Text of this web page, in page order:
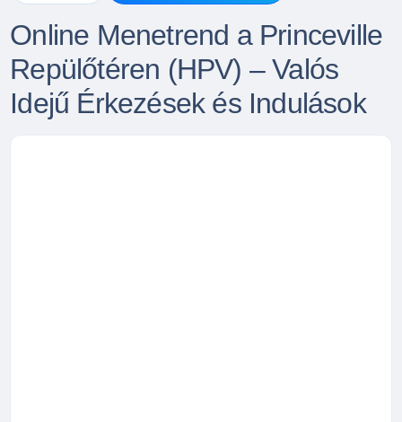
Online Menetrend a Princeville
Repülőtéren (HPV) – Valós
Idejű Érkezések és Indulások